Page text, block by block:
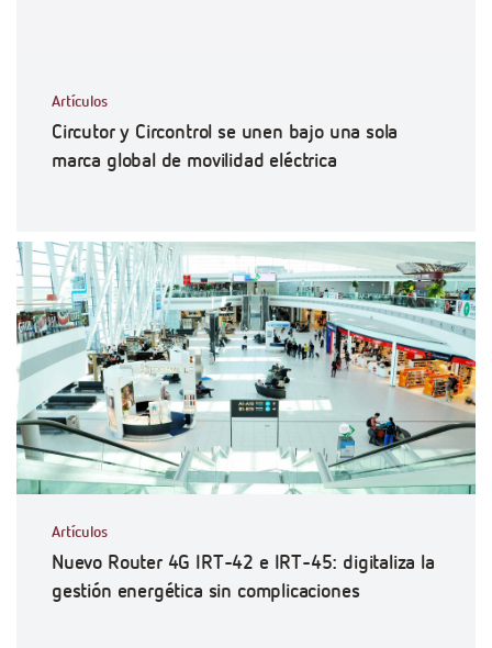
Artículos
Circutor y Circontrol se unen bajo una sola
marca global de movilidad eléctrica
Artículos
Nuevo Router 4G IRT-42 e IRT-45: digitaliza la
gestión energética sin complicaciones